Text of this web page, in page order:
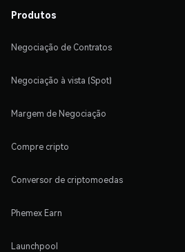
Produtos
Negociação de Contratos
Negociação à vista (Spot)
Margem de Negociação
Compre cripto
Conversor de criptomoedas
Phemex Earn
Launchpool